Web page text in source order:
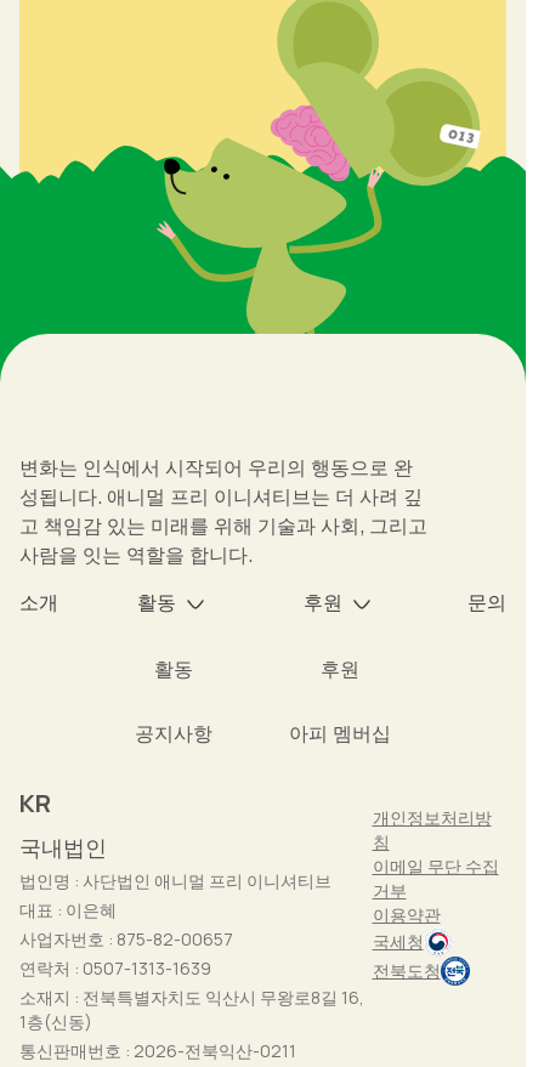
변화는 인식에서 시작되어 우리의 행동으로 완
성됩니다. 애니멀 프리 이니셔티브는 더 사려 깊
고 책임감 있는 미래를 위해 기술과 사회, 그리고
사람을 잇는 역할을 합니다.
소개 활동
활동
공지사항
후원
후원
아피 멤버십
문의
KR
국내법인
법인명 : 사단법인 애니멀 프리 이니셔티브
대표 : 이은혜
사업자번호 : 875-82-00657
연락처 : 0507-1313-1639
소재지 : 전북특별자치도 익산시 무왕로8길 16,
1층(신동)
통신판매번호 : 2026-전북익산-0211
개인정보처리방
침
이메일 무단 수집
거부
이용약관
국세청
전북도청